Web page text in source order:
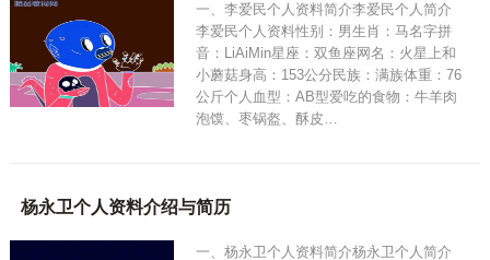
一、李爱民个人资料简介李爱民个人简介
李爱民个人资料性别：男生肖：马名字拼
音：LiAiMin星座：双鱼座网名：火星上和
小蘑菇身高：153公分民族：满族体重：76
公斤个人血型：AB型爱吃的食物：牛羊肉
泡馍、枣锅盔、酥皮…
杨永卫个人资料介绍与简历
一、杨永卫个人资料简介杨永卫个人简介